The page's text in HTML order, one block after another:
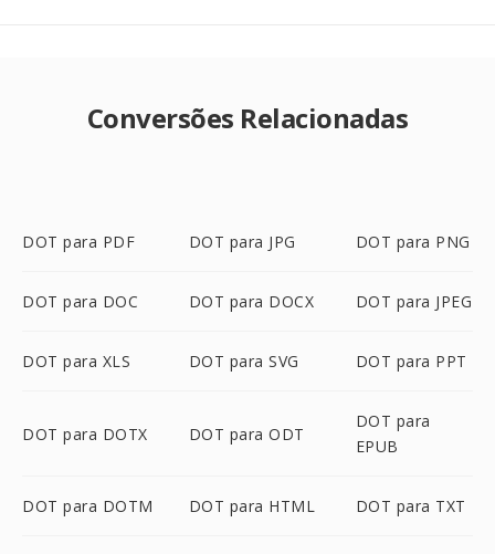
Conversões Relacionadas
DOT para PDF DOT para JPG DOT para PNG
DOT para DOC DOT para DOCX DOT para JPEG
DOT para XLS DOT para SVG DOT para PPT
DOT para DOTX DOT para ODT
DOT para
EPUB
DOT para DOTM DOT para HTML DOT para TXT